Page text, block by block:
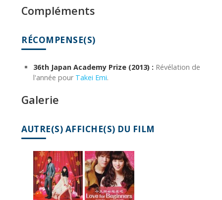
Compléments
RÉCOMPENSE(S)
36th Japan Academy Prize (2013) : Révélation de
l'année pour Takei Emi.
Galerie
AUTRE(S) AFFICHE(S) DU FILM